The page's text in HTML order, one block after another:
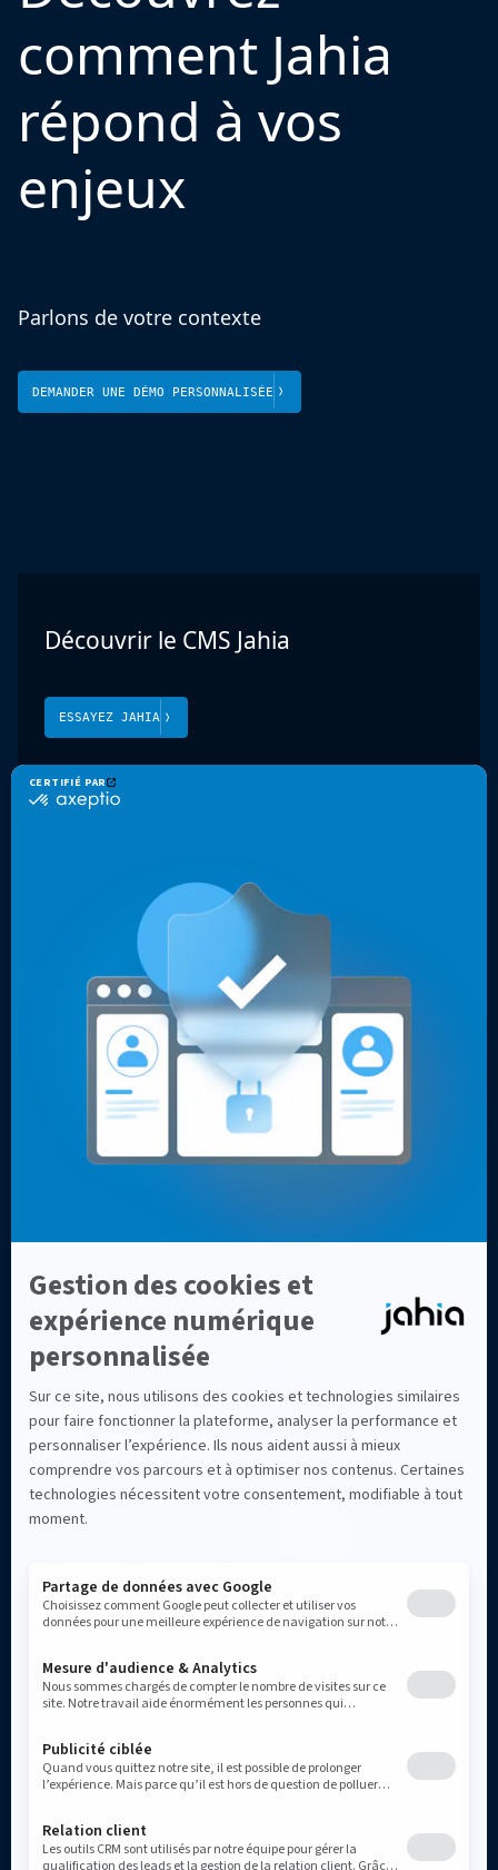
comment Jahia
répond à vos
enjeux
Parlons de votre contexte
DEMANDER UNE DÉMO PERSONNALISÉE
Découvrir le CMS Jahia
ESSAYEZ JAHIA
Produit
Jahia CMS
Présence mondiale
Expériences multicanales
Ressources
Cas clients
Livres blancs, vidéos & autres
Entreprise
Contact
Pourquoi les développeurs
choisissent Jahia ?
Pourquoi choisir Jahia ?
À propos
Intégrations
personnalisation
Comparaisons
Top 7 des alternatives à
2026
Meilleures alternatives à
Drupal en 2026 : CMS et DXP
d'entreprise comparés